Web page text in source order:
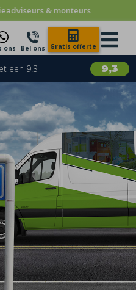
& monteurs
ons Bel ons Gratis offerte
9,3
een 9.3